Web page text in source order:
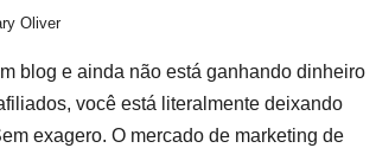
Oliver
blog e ainda não está ganhando dinheiro
você está literalmente deixando
exagero. O mercado de marketing de